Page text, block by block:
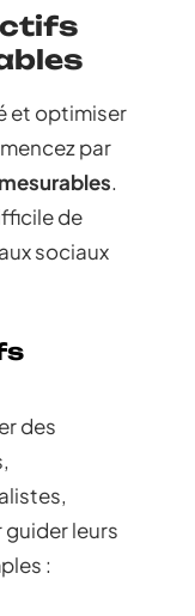
et optimiser
par
.
de
sociaux
des
leurs
: